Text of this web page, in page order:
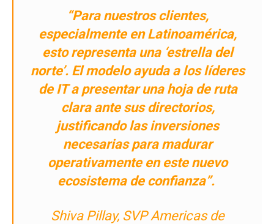
“Para nuestros clientes,
especialmente en Latinoamérica,
esto representa una ‘estrella del
norte’. El modelo ayuda a los líderes
de IT a presentar una hoja de ruta
clara ante sus directorios,
justificando las inversiones
necesarias para madurar
operativamente en este nuevo
ecosistema de confianza”.
Shiva Pillay, SVP Americas de